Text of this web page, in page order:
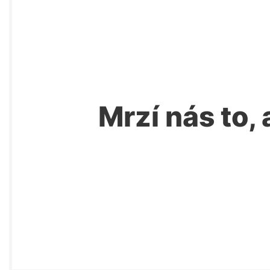
Mrzí nás to,